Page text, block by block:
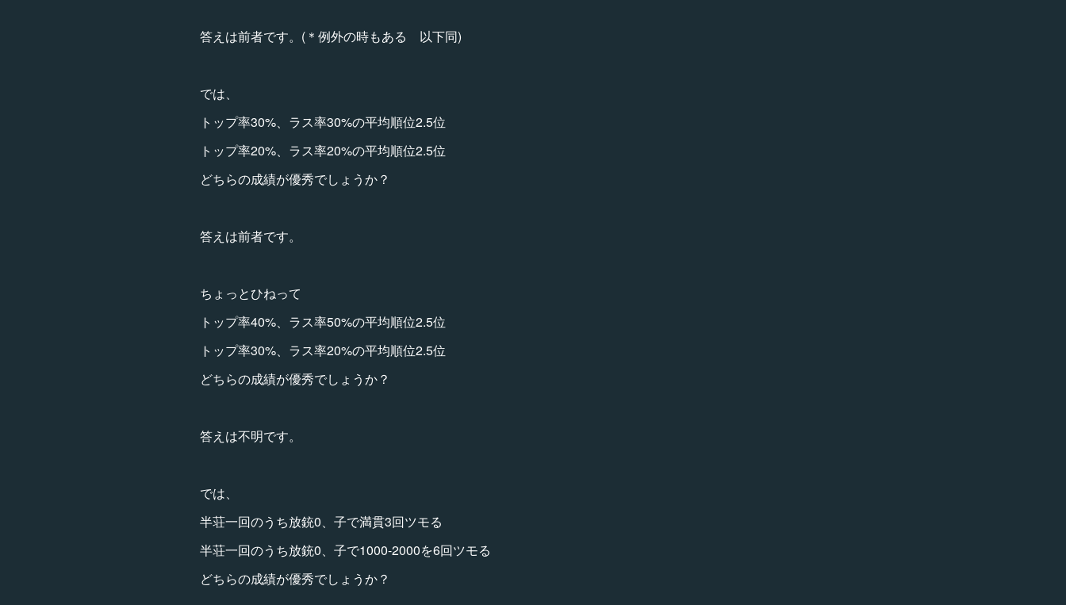
答えは前者です。(＊例外の時もある 以下同)
では、
トップ率30%、ラス率30%の平均順位2.5位
トップ率20%、ラス率20%の平均順位2.5位
どちらの成績が優秀でしょうか？
答えは前者です。
ちょっとひねって
トップ率40%、ラス率50%の平均順位2.5位
トップ率30%、ラス率20%の平均順位2.5位
どちらの成績が優秀でしょうか？
答えは不明です。
では、
半荘一回のうち放銃0、子で満貫3回ツモる
半荘一回のうち放銃0、子で1000-2000を6回ツモる
どちらの成績が優秀でしょうか？